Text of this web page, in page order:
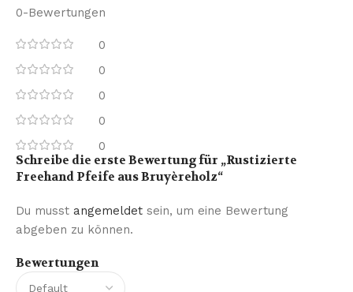
0-Bewertungen
0
0
0
0
0
Bewertungen
Schreibe die erste Bewertung für „Rustizierte
Freehand Pfeife aus Bruyèreholz“
Du musst angemeldet sein, um eine Bewertung
abgeben zu können.